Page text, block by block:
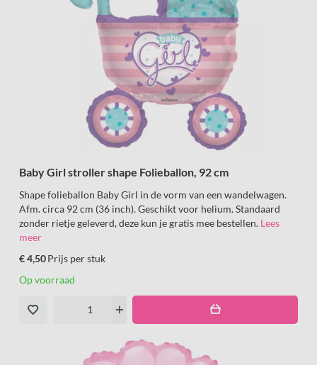
Baby Girl stroller shape Folieballon, 92 cm
Shape folieballon Baby Girl in de vorm van een wandelwagen.
Afm. circa 92 cm (36 inch). Geschikt voor helium. Standaard
zonder rietje geleverd, deze kun je gratis mee bestellen. Lees
meer
€ 4,50Prijs per stuk
Op voorraad
add